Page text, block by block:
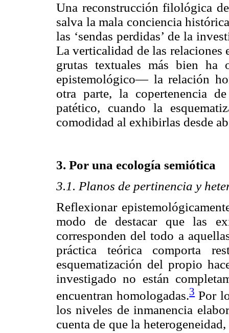
Una reconstrucción filológica
salva la mala conciencia
las ‘sendas perdidas’ de la
La verticalidad de las relaciones
grutas textuales más bien
epistemológico— la relación
otra parte, la copertenencia
patético, cuando la
comodidad al exhibirlas desde
3. Por una ecología semiótica
3.1. Planos de pertinencia y
Reflexionar
modo de destacar que las
corresponden del todo a
práctica teórica comporta
esquematización del propio
investigado no están
encuentran homologadas.3Por lo
los niveles de inmanencia
cuenta de que la